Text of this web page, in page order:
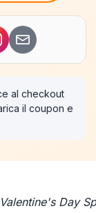
al checkout
il coupon e
Valentine's Day